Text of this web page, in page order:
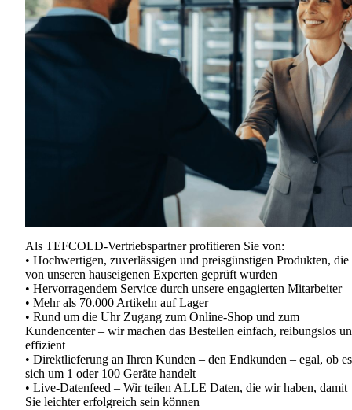
Als TEFCOLD-Vertriebspartner profitieren Sie von:
• Hochwertigen, zuverlässigen und preisgünstigen Produkten, die
von unseren hauseigenen Experten geprüft wurden
• Hervorragendem Service durch unsere engagierten Mitarbeiter
• Mehr als 70.000 Artikeln auf Lager
• Rund um die Uhr Zugang zum Online-Shop und zum
Kundencenter – wir machen das Bestellen einfach, reibungslos
effizient
• Direktlieferung an Ihren Kunden – den Endkunden – egal, ob es
sich um 1 oder 100 Geräte handelt
• Live-Datenfeed – Wir teilen ALLE Daten, die wir haben, damit
Sie leichter erfolgreich sein können